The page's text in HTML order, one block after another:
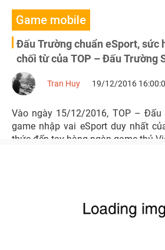
Game mobile
Đấu Trường chuẩn eSport, sức
chối từ của TOP – Đấu Trường
Tran Huy 19/12/2016
Vào ngày 15/12/2016, TOP – Đấu
game nhập vai eSport duy nhất
thức đến tay hàng ngàn game thủ